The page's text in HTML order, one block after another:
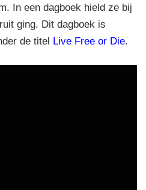
In een dagboek hield ze bij
ging. Dit dagboek is
de titel Live Free or Die.